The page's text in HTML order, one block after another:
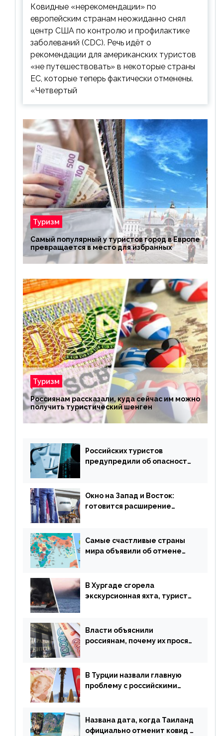
Ковидные «нерекомендации» по
европейским странам неожиданно снял
центр США по контролю и профилактике
заболеваний (CDC). Речь идёт о
рекомендации для американских туристов
«не путешествовать» в некоторые страны
ЕС, которые теперь фактически отменены.
«Четвертый
Туризм
Самый популярный у туристов город в Европе
превращается в место для избранных
Туризм
Россиянам рассказали, куда сейчас им можно
получить туристический шенген
Российских туристов
предупредили об опасности
Окно на Запад и Восток:
готовится расширение
Самые счастливые страны
мира объявили об отмене
В Хургаде сгорела
экскурсионная яхта, туристы
Власти объяснили
россиянам, почему их просят
В Турции назвали главную
проблему с российскими
Названа дата, когда Таиланд
официально отменит ковид и